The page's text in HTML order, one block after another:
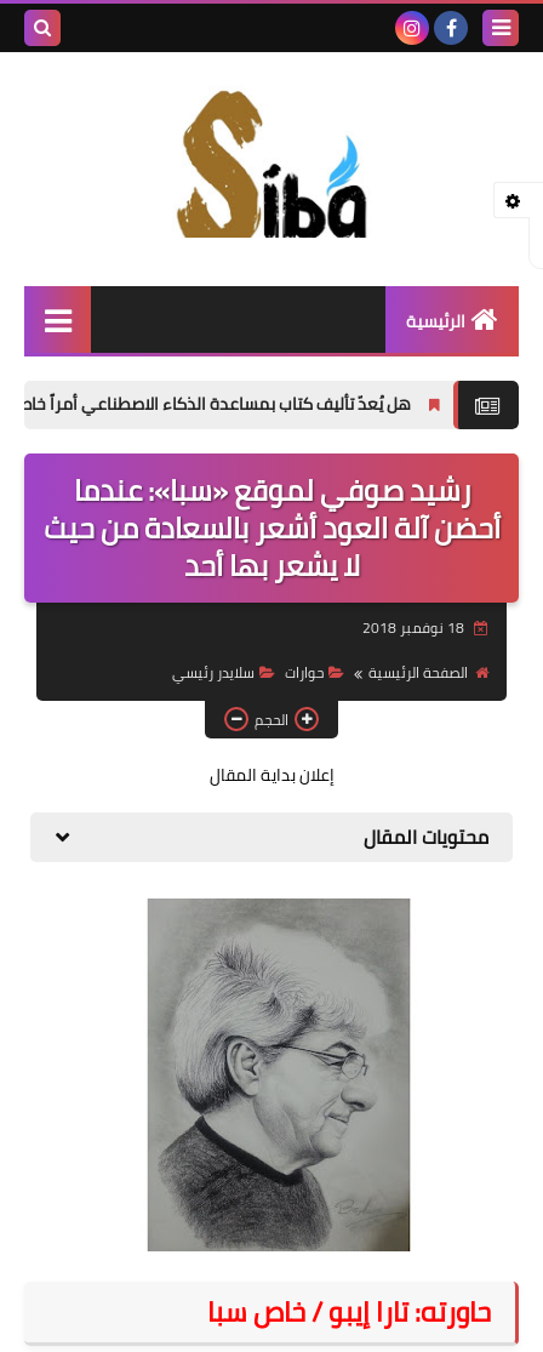
الرئيسية
نصوص
قصة قصيرة
قصة قصيرة جداً
دراسات
مقالات
حوارات
ذاكرة كوباني
مواهب جديدة
منوعات
على مقام سبا
فيديوهات
اقتباسات روائية
أعداد جريدة سبا
يُعدّ تأليف كتاب بمساعدة الذكاء الاصطناعي أمراً خاطئاً؟
رشيد صوفي لموقع «سبا»: عندما
أحضن آلة العود أشعر بالسعادة من حيث
لا يشعر بها أحد
18 نوفمبر 2018
الصفحة الرئيسية
حوارات
سلايدر رئيسي
الحجم
إعلان بداية المقال
محتويات المقال
حاورته: تارا إيبو / خاص سبا